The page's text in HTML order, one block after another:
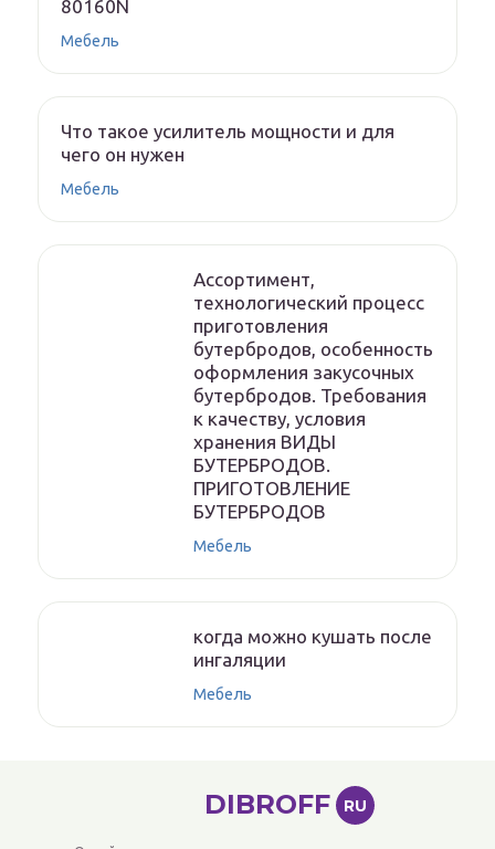
80160N
Мебель
Что такое усилитель мощности и для
чего он нужен
Мебель
Ассортимент,
технологический процесс
приготовления
бутербродов, особенность
оформления закусочных
бутербродов. Требования
к качеству, условия
хранения ВИДЫ
БУТЕРБРОДОВ.
ПРИГОТОВЛЕНИЕ
БУТЕРБРОДОВ
Мебель
когда можно кушать после
ингаляции
Мебель
DIBROFF RU